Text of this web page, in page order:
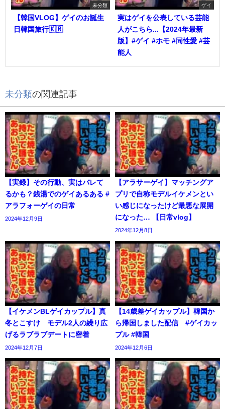
未分類
【韓国VLOG】ゲイのお誕生
日韓国旅行🇰🇷
ゲイ
実はゲイを公表している芸能
人がこちら...【2024年最新
版】#ゲイ #ホモ #同性愛 #芸
能人
未分類の関連記事
【実録】その行動、実はバレて
るかも？銭湯でのゲイあるある #
アラフォーゲイの日常
2024年12月9日
【アラサーゲイ】マッチングア
プリで自称モデルイケメンとい
い感じになったけど最悪な展開
になった… 【日常vlog】
2024年12月8日
【イケメンBLゲイカップル】真
冬とこすけ モデル2人の繰り広
げるラブラブデートに密着
2024年12月7日
【14歳差ゲイカップル】韓国か
ら帰国しました配信 #ゲイカッ
プル #韓国
2024年12月6日